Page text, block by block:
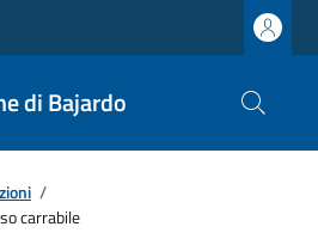
di Bajardo
/
carrabile